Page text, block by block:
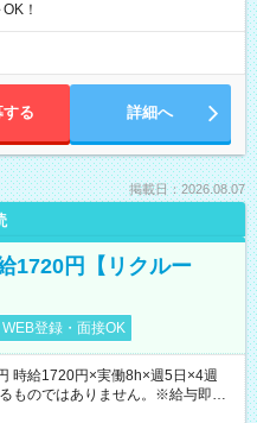
！
する 詳細へ
掲載日：2026.08.07
1720円【リクルー
WEB登録・面接OK
給1720円×実働8h×週5日×4週
ものではありません。※給与即受
件有）